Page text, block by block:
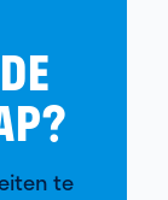
te